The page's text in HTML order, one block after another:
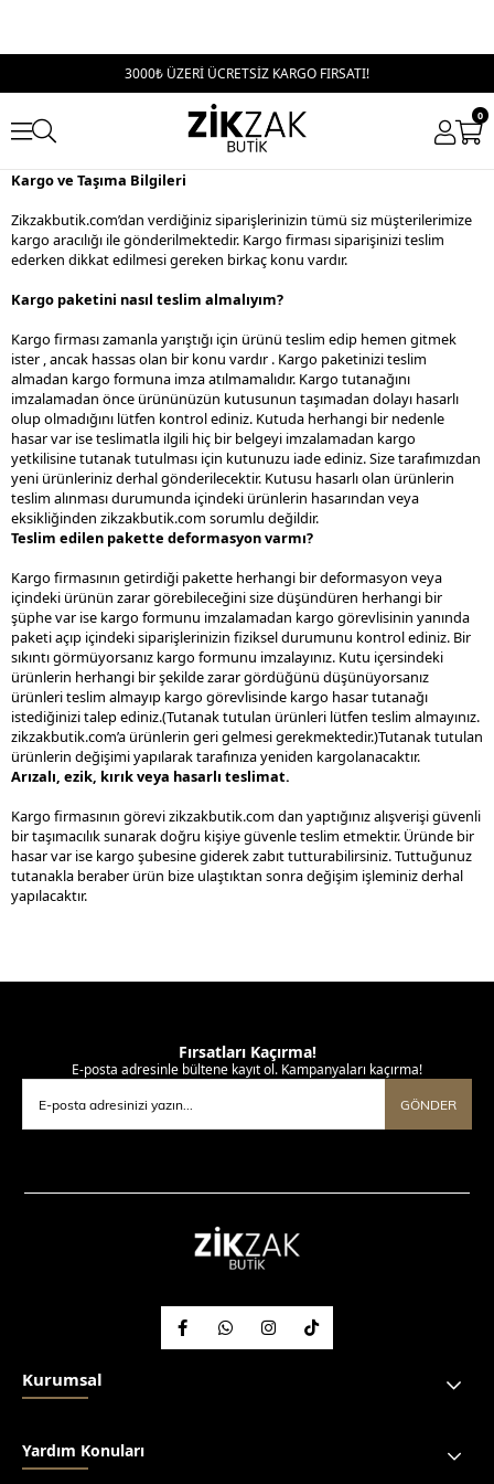
3000₺ ÜZERİ ÜCRETSİZ KARGO FIRSATI!
0
Kargo ve Taşıma Bilgileri
Zikzakbutik.com’dan verdiğiniz siparişlerinizin tümü siz müşterilerimize
kargo aracılığı ile gönderilmektedir. Kargo firması siparişinizi teslim
ederken dikkat edilmesi gereken birkaç konu vardır.
Kargo paketini nasıl teslim almalıyım?
Kargo firması zamanla yarıştığı için ürünü teslim edip hemen gitmek
ister , ancak hassas olan bir konu vardır . Kargo paketinizi teslim
almadan kargo formuna imza atılmamalıdır. Kargo tutanağını
imzalamadan önce ürününüzün kutusunun taşımadan dolayı hasarlı
olup olmadığını lütfen kontrol ediniz. Kutuda herhangi bir nedenle
hasar var ise teslimatla ilgili hiç bir belgeyi imzalamadan kargo
yetkilisine tutanak tutulması için kutunuzu iade ediniz. Size tarafımızdan
yeni ürünleriniz derhal gönderilecektir. Kutusu hasarlı olan ürünlerin
teslim alınması durumunda içindeki ürünlerin hasarından veya
eksikliğinden zikzakbutik.com sorumlu değildir.
Teslim edilen pakette deformasyon varmı?
Kargo firmasının getirdiği pakette herhangi bir deformasyon veya
içindeki ürünün zarar görebileceğini size düşündüren herhangi bir
şüphe var ise kargo formunu imzalamadan kargo görevlisinin yanında
paketi açıp içindeki siparişlerinizin fiziksel durumunu kontrol ediniz. Bir
sıkıntı görmüyorsanız kargo formunu imzalayınız. Kutu içersindeki
ürünlerin herhangi bir şekilde zarar gördüğünü düşünüyorsanız
ürünleri teslim almayıp kargo görevlisinde kargo hasar tutanağı
istediğinizi talep ediniz.(Tutanak tutulan ürünleri lütfen teslim almayınız.
zikzakbutik.com’a ürünlerin geri gelmesi gerekmektedir.)Tutanak tutulan
ürünlerin değişimi yapılarak tarafınıza yeniden kargolanacaktır.
Arızalı, ezik, kırık veya hasarlı teslimat.
Kargo firmasının görevi zikzakbutik.com dan yaptığınız alışverişi güvenli
bir taşımacılık sunarak doğru kişiye güvenle teslim etmektir. Üründe bir
hasar var ise kargo şubesine giderek zabıt tutturabilirsiniz. Tuttuğunuz
tutanakla beraber ürün bize ulaştıktan sonra değişim işleminiz derhal
yapılacaktır.
Fırsatları Kaçırma!
E-posta adresinle bültene kayıt ol. Kampanyaları kaçırma!
GÖNDER
Kurumsal
Yardım Konuları